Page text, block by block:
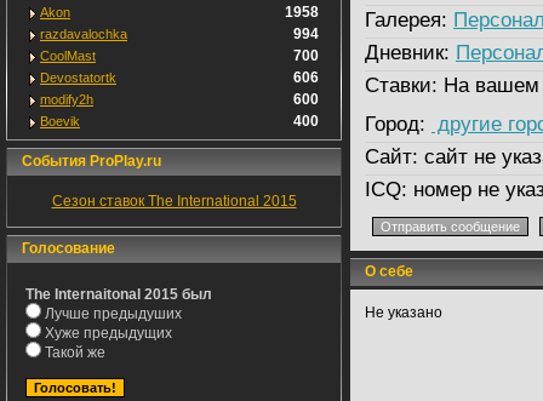
Akon 1958
razdavalochka 994
CoolMast 700
Devostatortk 606
modify2h 600
Boevik 400
События ProPlay.ru
Сезон ставок The International 2015
Голосование
The Internaitonal 2015 был
Лучше предыдуших
Хуже предыдущих
Такой же
Галерея:
Дневник:
Ставки: На вашем
Город: другие
Сайт: сайт не
ICQ: номер не
О себе
Не указано